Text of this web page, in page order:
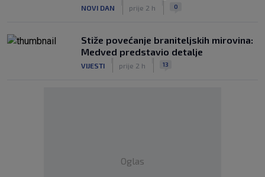
NOVI DAN prije 2 h 0
Stiže povećanje braniteljskih mirovina:
Medved predstavio detalje
VIJESTI prije 2 h 13
Oglas